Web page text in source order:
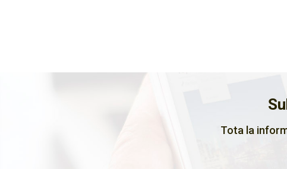
Tota la